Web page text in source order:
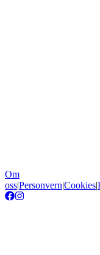
Om
oss|Personvern|Cookies|